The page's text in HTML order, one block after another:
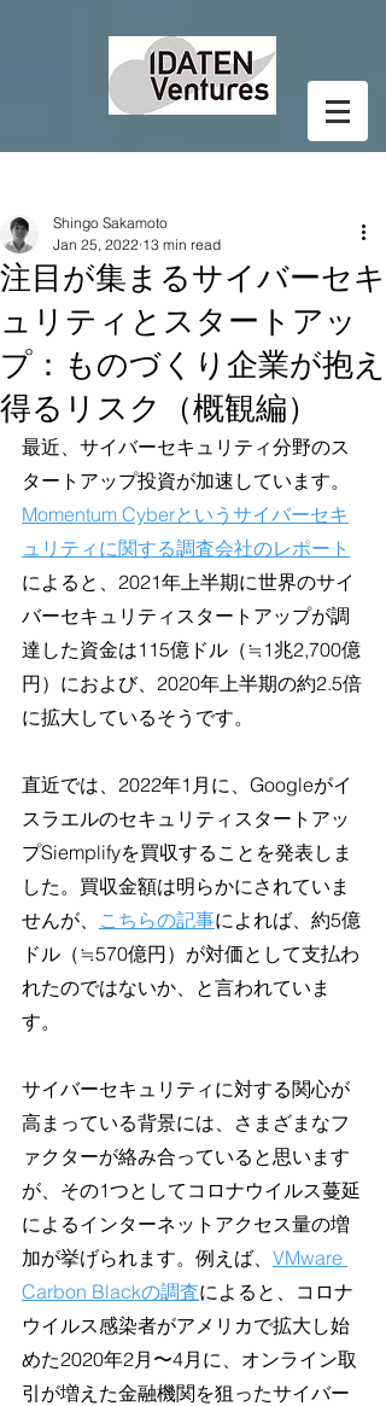
注目が集まるサイバーセキ
ュリティとスタートアッ
プ：ものづくり企業が抱え
得るリスク（概観編）
Shingo Sakamoto
Jan 25, 2022 13 min read
最近、サイバーセキュリティ分野のス
タートアップ投資が加速しています。
Momentum Cyberというサイバーセキ
ュリティに関する調査会社のレポート
によると、2021年上半期に世界のサイ
バーセキュリティスタートアップが調
達した資金は115億ドル（≒1兆2,700億
円）におよび、2020年上半期の約2.5倍
に拡大しているそうです。
直近では、2022年1月に、Googleがイ
スラエルのセキュリティスタートアッ
プSiemplifyを買収することを発表しま
した。買収金額は明らかにされていま
せんが、 こちらの記事によれば、約5億
ドル（≒570億円）が対価として支払わ
れたのではないか、と言われていま
す。
サイバーセキュリティに対する関心が
高まっている背景には、さまざまなフ
ァクターが絡み合っていると思います
が、その1つとしてコロナウイルス蔓延
によるインターネットアクセス量の増
加が挙げられます。例えば、 VMware
Carbon Blackの調査によると、コロナ
ウイルス感染者がアメリカで拡大し始
めた2020年2月〜4月に、オンライン取
引が増えた金融機関を狙ったサイバー